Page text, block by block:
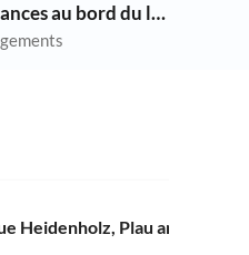
Vacances au bord du lac
Heidenholz, Plau am See